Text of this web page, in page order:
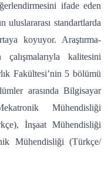
ifade eden
uluslararası standartlarda
koyuyor. Araştırma-
kalitesini
Fakültesi’nin 5 bölümü
arasında Bilgisayar
Mühendisliği
İnşaat Mühendisliği
Mühendisliği (Türkçe/